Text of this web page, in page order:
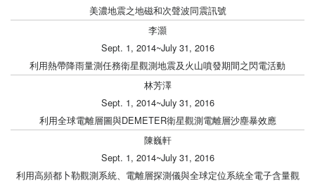
美濃地震之地磁和次聲波同震訊號
李灝
Sept. 1, 2014~July 31, 2016
利用熱帶降雨量測任務衛星觀測地震及火山噴發期間之閃電活動
林芳澤
Sept. 1, 2014~July 31, 2016
利用全球電離層圖與DEMETER衛星觀測電離層沙塵暴效應
陳巍軒
Sept. 1, 2014~July 31, 2016
利用高頻都卜勒觀測系統、電離層探測儀與全球定位系統全電子含量觀